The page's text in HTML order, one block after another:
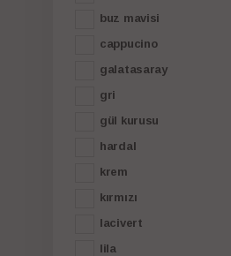
buz mavisi
cappucino
galatasaray
gri
gül kurusu
hardal
krem
kırmızı
lacivert
lila